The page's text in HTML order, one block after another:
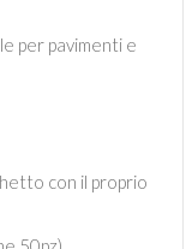
per pavimenti e
con il proprio